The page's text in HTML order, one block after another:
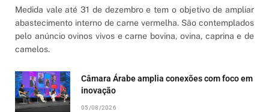
Medida vale até 31 de dezembro e tem o objetivo de ampliar
abastecimento interno de carne vermelha. São contemplados
pelo anúncio ovinos vivos e carne bovina, ovina, caprina e de
camelos.
Câmara Árabe amplia conexões com foco em
inovação
05/08/2026